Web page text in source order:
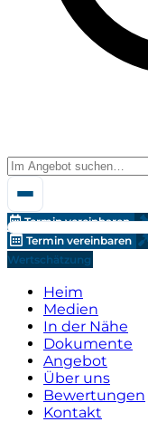
Termin vereinbaren
Termin vereinbaren
Wertschätzung
Heim
Medien
In der Nähe
Dokumente
Angebot
Über uns
Bewertungen
Kontakt